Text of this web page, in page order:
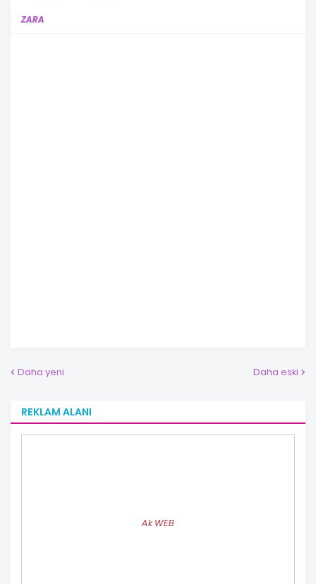
ZARA
Daha yeni Daha eski
REKLAM ALANI
Ak WEB